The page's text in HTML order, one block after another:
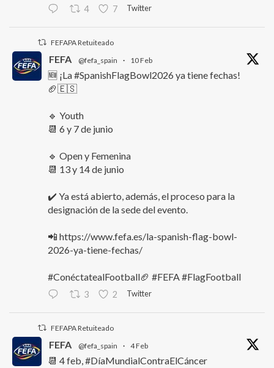
4 7 Twitter
FEFAPA Retuiteado
FEFA @fefa_spain · 10 Feb
🆕 ¡La #SpanishFlagBowl2026 ya tiene fechas!
🏈🇪🇸
🔹 Youth
📆 6 y 7 de junio
🔹 Open y Femenina
📆 13 y 14 de junio
✔️ Ya está abierto, además, el proceso para la
designación de la sede del evento.
📲 https://www.fefa.es/la-spanish-flag-bowl-
2026-ya-tiene-fechas/
#ConéctatealFootball🏈 #FEFA #FlagFootball
3 2 Twitter
FEFAPA Retuiteado
FEFA @fefa_spain · 4 Feb
📆 4 feb, #DíaMundialContraElCáncer